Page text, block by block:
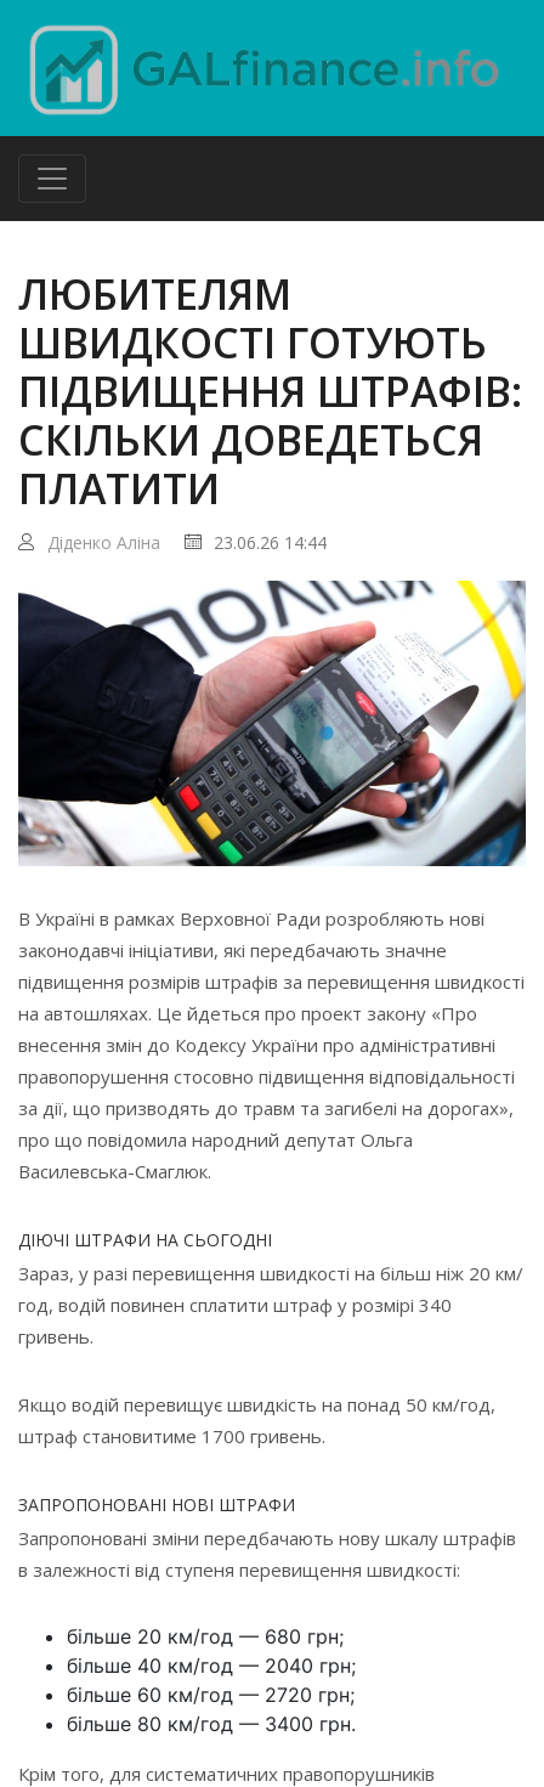
ЛЮБИТЕЛЯМ
ШВИДКОСТІ ГОТУЮТЬ
ПІДВИЩЕННЯ ШТРАФІВ:
СКІЛЬКИ ДОВЕДЕТЬСЯ
ПЛАТИТИ
Діденко Аліна 23.06.26 14:44
В Україні в рамках Верховної Ради розробляють нові
законодавчі ініціативи, які передбачають значне
підвищення розмірів штрафів за перевищення швидкості
на автошляхах. Це йдеться про проект закону «Про
внесення змін до Кодексу України про адміністративні
правопорушення стосовно підвищення відповідальності
за дії, що призводять до травм та загибелі на дорогах»,
про що повідомила народний депутат Ольга
Василевська-Смаглюк.
ДІЮЧІ ШТРАФИ НА СЬОГОДНІ
Зараз, у разі перевищення швидкості на більш ніж 20 км/
год, водій повинен сплатити штраф у розмірі 340
гривень.
Якщо водій перевищує швидкість на понад 50 км/год,
штраф становитиме 1700 гривень.
ЗАПРОПОНОВАНІ НОВІ ШТРАФИ
Запропоновані зміни передбачають нову шкалу штрафів
в залежності від ступеня перевищення швидкості:
більше 20 км/год — 680 грн;
більше 40 км/год — 2040 грн;
більше 60 км/год — 2720 грн;
більше 80 км/год — 3400 грн.
Крім того, для систематичних правопорушників